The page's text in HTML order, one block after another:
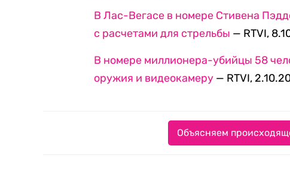
В Лас-Вегасе в номере Стивена
с расчетами для стрельбы — RTVI,
В номере миллионера-убийцы 58
оружия и видеокамеру — RTVI,
Объясняем